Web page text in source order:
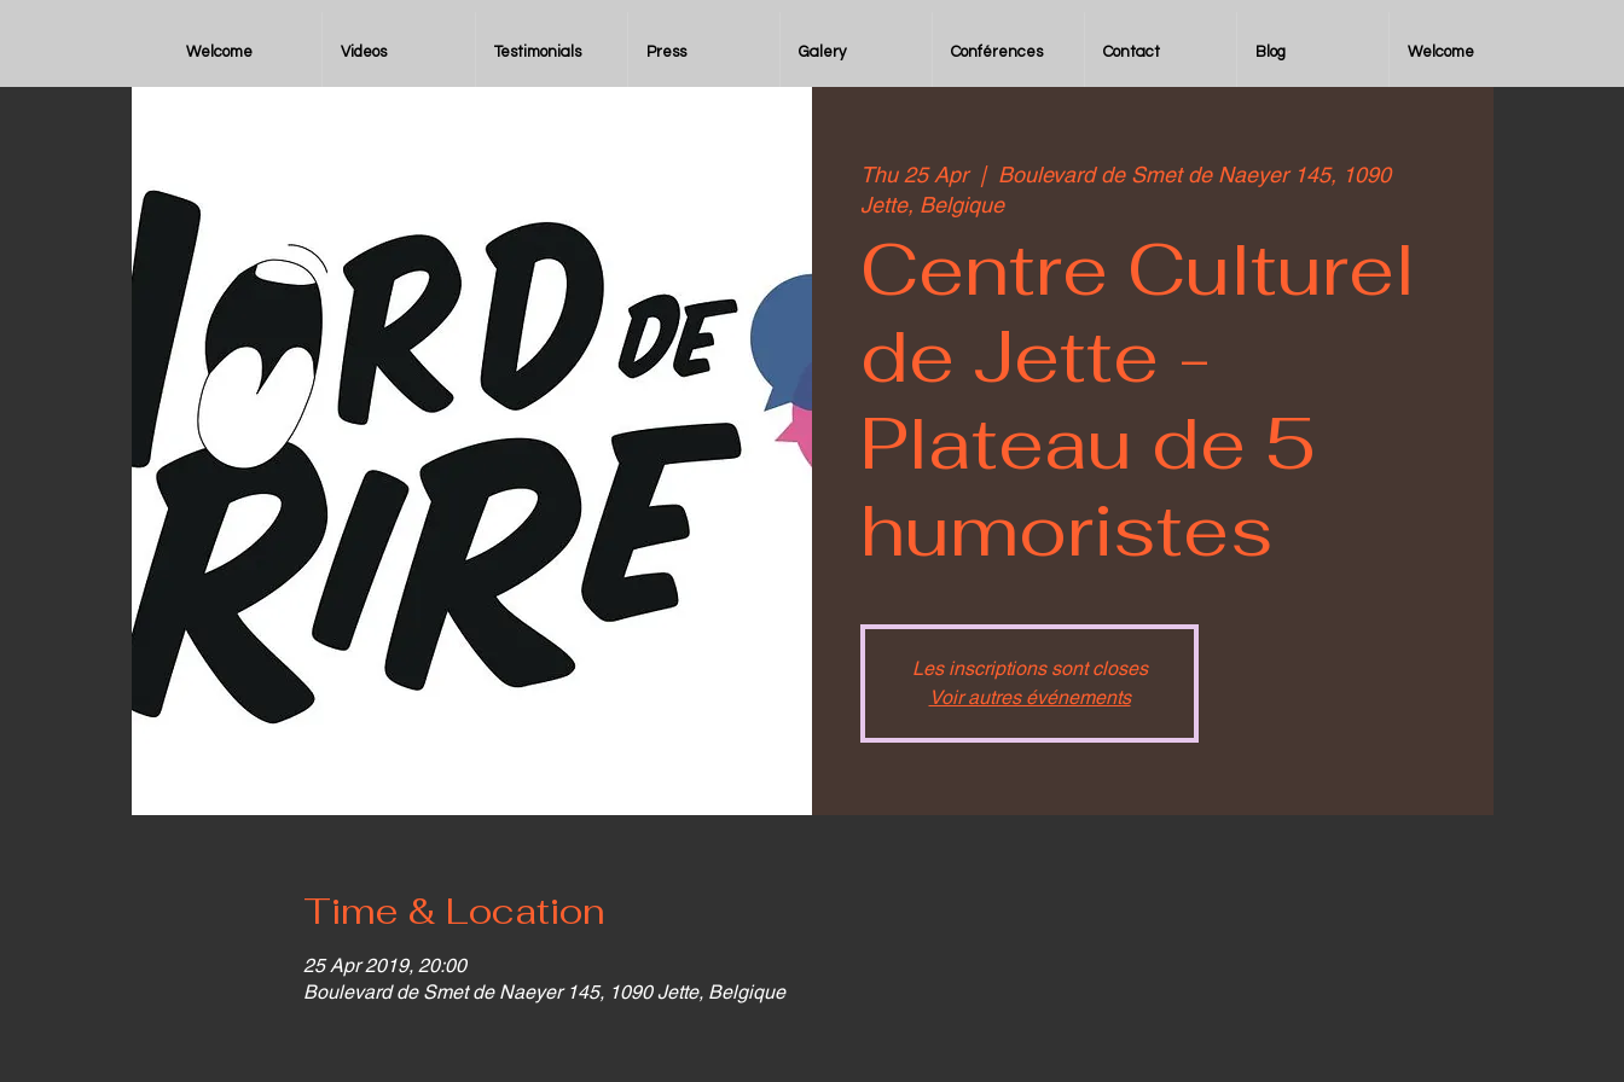
Welcome Videos Testimonials Press Galery Conférences Contact Blog Welcome
Thu 25 Apr
  |
Boulevard de Smet de Naeyer 145, 1090
Jette, Belgique
Centre Culturel
de Jette -
Plateau de 5
humoristes
Les inscriptions sont closes
Voir autres événements
Time & Location
25 Apr 2019, 20:00
Boulevard de Smet de Naeyer 145, 1090 Jette, Belgique